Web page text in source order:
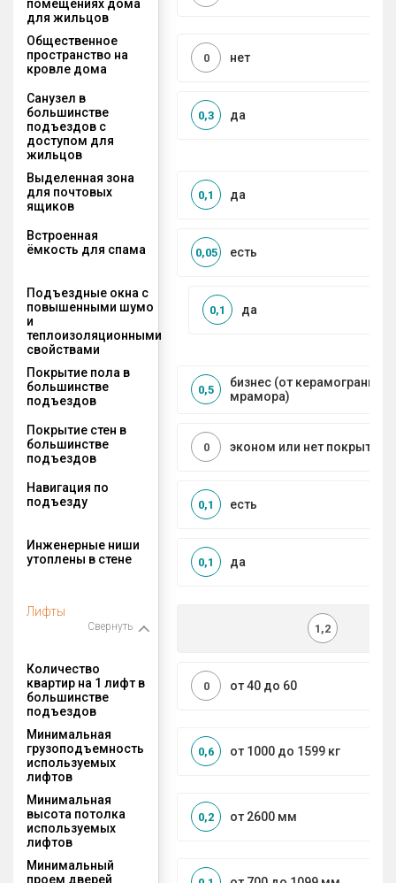
помещениях дома
для жильцов
Общественное
пространство на
кровле дома
нет
0
Санузел в
большинстве
подъездов с
доступом для
жильцов
да
0,3
Выделенная зона
для почтовых
ящиков
да
0,1
Встроенная
ёмкость для спама
есть
0,05
Подъездные окна с
повышенными шумо
и
теплоизоляционными
свойствами
да
0,1
Покрытие пола в
большинстве
подъездов
бизнес (от керамогранита
мрамора)
0,5
Покрытие стен в
большинстве
подъездов
эконом или нет покрытия
0
Навигация по
подъезду
есть
0,1
Инженерные ниши
утоплены в стене
да
0,1
Лифты
Свернуть 1,2
Количество
квартир на 1 лифт в
большинстве
подъездов
от 40 до 60
0
Минимальная
грузоподъемность
используемых
лифтов
от 1000 до 1599 кг
0,6
Минимальная
высота потолка
используемых
лифтов
от 2600 мм
0,2
Минимальный
проем дверей